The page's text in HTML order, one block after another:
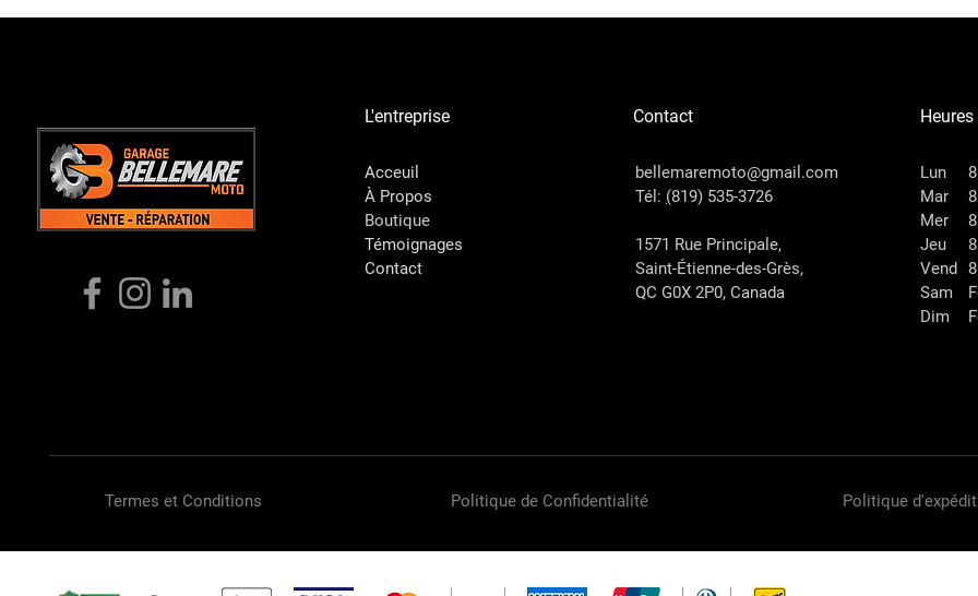
L'entreprise
Acceuil
À Propos
Boutique
Témoignages
Contact
Contact
bellemaremoto@gmail.com
Tél: (819) 535-3726
1571 Rue Principale,
Saint-Étienne-des-Grès,
QC G0X 2P0, Canada
Heures
Lun
Mar
Mer
Jeu
Vend
Sam
Dim
Termes et Conditions Politique de Confidentialité Politique